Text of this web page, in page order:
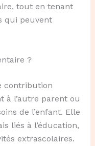
tout en tenant
qui peuvent
?
contribution
à l’autre parent ou
de l’enfant. Elle
liés à l’éducation,
extrascolaires.